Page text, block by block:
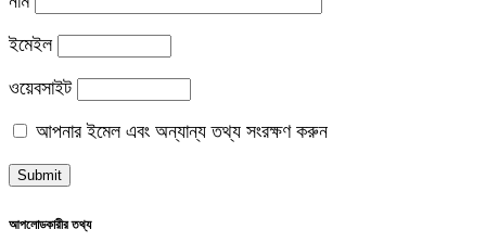
ইমেইল
ওয়েবসাইট
আপনার ইমেল এবং অন্যান্য তথ্য সংরক্ষণ করুন
আপলোডকারীর তথ্য